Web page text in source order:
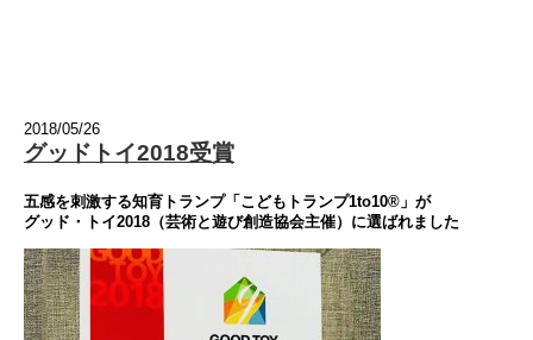
2018/05/26
グッドトイ2018受賞
五感を刺激する知育トランプ「こどもトランプ1to10® 」が
グッド・トイ2018 （芸術と遊び創造協会主催） に選ばれました